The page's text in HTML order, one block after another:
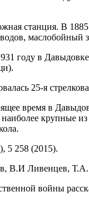
станция. В
маслобойный
году в
25-я
время в
крупные
5 258 (2015).
В.И Ливенцев,
войны